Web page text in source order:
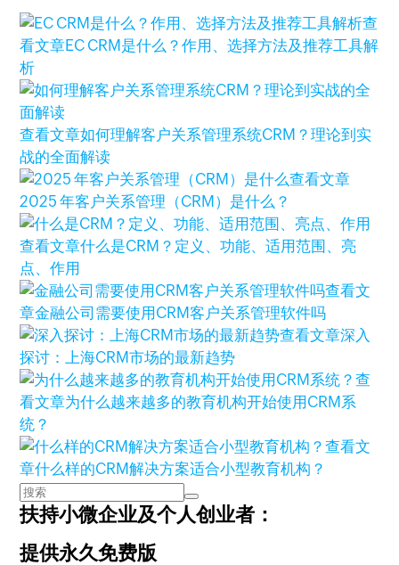
查
看文章EC CRM是什么？作用、选择方法及推荐工具解
析
查看文章如何理解客户关系管理系统CRM？理论到实
战的全面解读
查看文章
2025 年客户关系管理（CRM）是什么？
查看文章什么是CRM？定义、功能、适用范围、亮
点、作用
查看文
章金融公司需要使用CRM客户关系管理软件吗
查看文章深入
探讨：上海CRM市场的最新趋势
查
看文章为什么越来越多的教育机构开始使用CRM系
统？
查看文
章什么样的CRM解决方案适合小型教育机构？
扶持小微企业及个人创业者：
提供永久免费版